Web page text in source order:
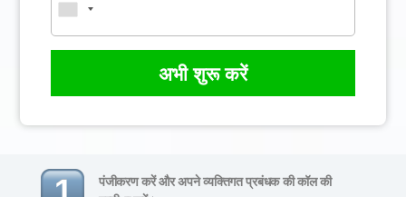
अभी शुरू करें
पंजीकरण करें और अपने व्यक्तिगत प्रबंधक की कॉल की